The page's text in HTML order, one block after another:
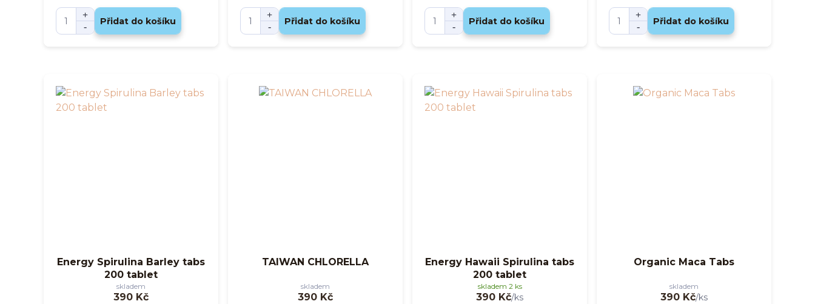
Přidat do košíku Přidat do košíku Přidat do košíku Přidat do košíku
Energy Spirulina Barley tabs
200 tablet
390 Kč
skladem
TAIWAN CHLORELLA
390 Kč
skladem
Energy Hawaii Spirulina tabs
200 tablet
390 Kč/ks
skladem 2 ks
Organic Maca Tabs
390 Kč/ks
skladem